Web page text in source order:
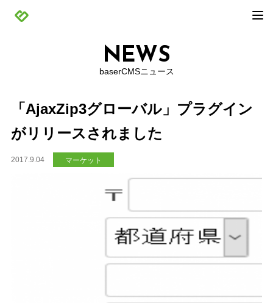
NEWS
baserCMSニュース
「AjaxZip3グローバル」プラグイン
がリリースされました
2017.9.04 マーケット